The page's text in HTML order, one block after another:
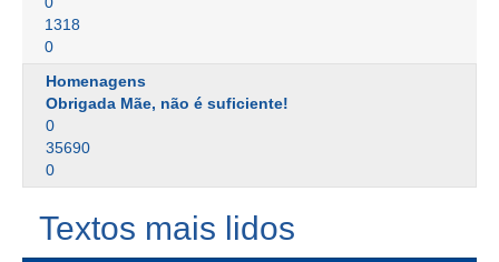
1318
0
Homenagens
Obrigada Mãe, não é suficiente!
0
35690
0
Textos mais lidos